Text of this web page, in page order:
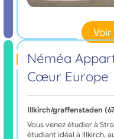
Néméa
Cœur Europe
Illkirch/graffenstaden
Vous venez étudier à
étudiant idéal à Illkirch,